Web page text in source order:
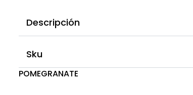
Descripción
Sku
POMEGRANATE